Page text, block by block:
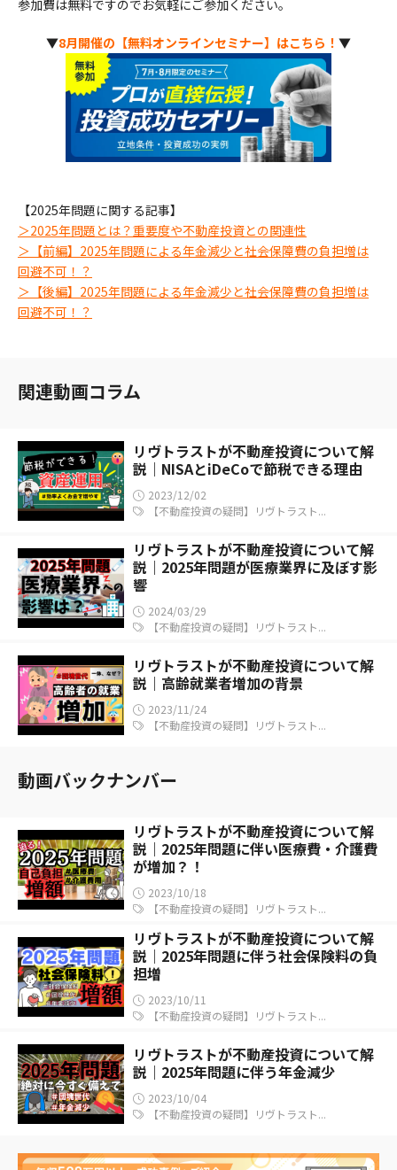
参加費は無料ですのでお気軽にご参加ください。
▼8月開催の【無料オンラインセミナー】はこちら！ ▼
【2025年問題に関する記事】
＞2025年問題とは？重要度や不動産投資との関連性
＞【前編】2025年問題による年金減少と社会保障費の負担増は
回避不可！？
＞【後編】2025年問題による年金減少と社会保障費の負担増は
回避不可！？
関連動画コラム
リヴトラストが不動産投資について解
説｜NISAとiDeCoで節税できる理由
2023/12/02
【不動産投資の疑問】リヴトラスト...
リヴトラストが不動産投資について解
説｜2025年問題が医療業界に及ぼす影
響
2024/03/29
【不動産投資の疑問】リヴトラスト...
リヴトラストが不動産投資について解
説｜高齢就業者増加の背景
2023/11/24
【不動産投資の疑問】リヴトラスト...
動画バックナンバー
リヴトラストが不動産投資について解
説｜2025年問題に伴い医療費・介護費
が増加？！
2023/10/18
【不動産投資の疑問】リヴトラスト...
リヴトラストが不動産投資について解
説｜2025年問題に伴う社会保険料の負
担増
2023/10/11
【不動産投資の疑問】リヴトラスト...
リヴトラストが不動産投資について解
説｜2025年問題に伴う年金減少
2023/10/04
【不動産投資の疑問】リヴトラスト...